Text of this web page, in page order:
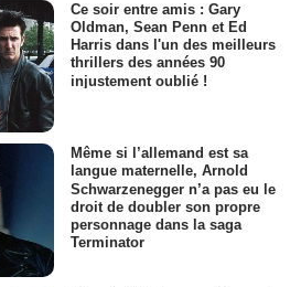
Ce soir entre amis : Gary
Oldman, Sean Penn et Ed
Harris dans l'un des meilleurs
thrillers des années 90
injustement oublié !
Même si l’allemand est sa
langue maternelle, Arnold
Schwarzenegger n’a pas eu le
droit de doubler son propre
personnage dans la saga
Terminator